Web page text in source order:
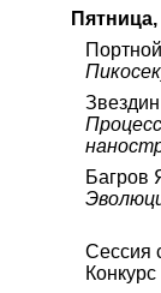
Багров
Сессия